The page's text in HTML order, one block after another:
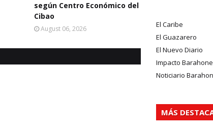
según Centro Económico del
Cibao
August 06, 2026 El Caribe
El Guazarero
El Nuevo Diario
Impacto
Noticiario
MÁS